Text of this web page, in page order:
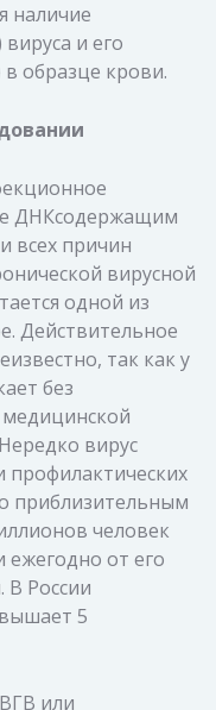
наличие
и его
в образце крови.
ДНКсодержащим
всех причин
вирусной
одной из
Действительное
так как у
без
вирус
приблизительным
человек
ежегодно от его
В России
5
или